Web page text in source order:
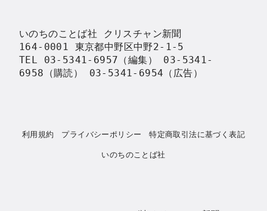
いのちのことば社 クリスチャン新聞
164-0001 東京都中野区中野2-1-5
TEL 03-5341-6957（編集） 03-5341-
6958（購読） 03-5341-6954（広告）
利用規約 プライバシーポリシー
特定商取引法に基づく表記
いのちのことば社